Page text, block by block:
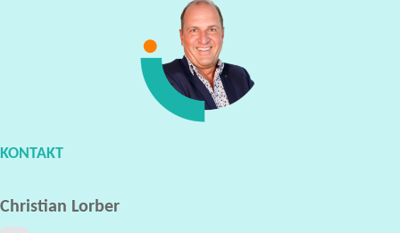
KONTAKT
Christian Lorber